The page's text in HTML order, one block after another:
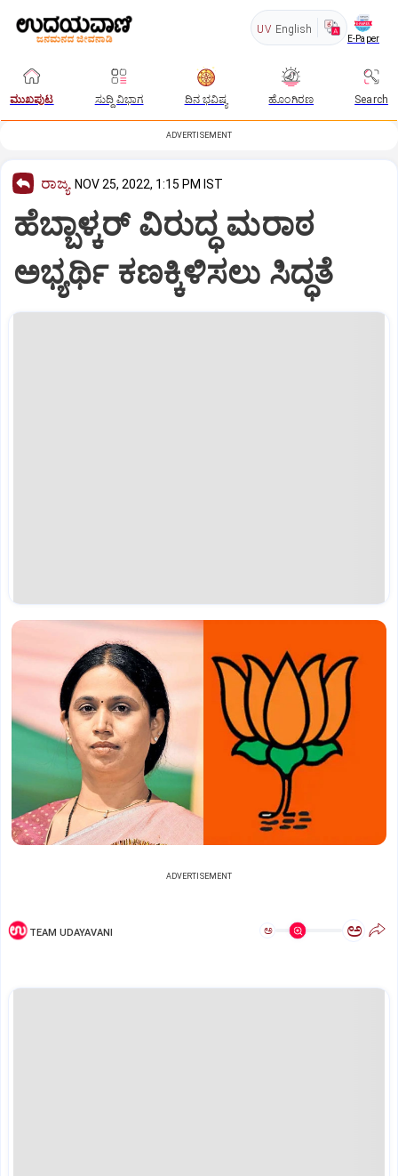
UV English
E-Paper
ಮುಖಪುಟ ಸುದ್ದಿ ವಿಭಾಗ ದಿನ ಭವಿಷ್ಯ ಹೊಂಗಿರಣ Search
ADVERTISEMENT
ರಾಜ್ಯ NOV 25, 2022, 1:15 PM IST
ಹೆಬ್ಬಾಳ್ಕರ್‌ ವಿರುದ್ಧ ಮರಾಠ
ಅಭ್ಯರ್ಥಿ ಕಣಕ್ಕಿಳಿಸಲು ಸಿದ್ಧತೆ
ADVERTISEMENT
TEAM UDAYAVANI ಅ ಅ